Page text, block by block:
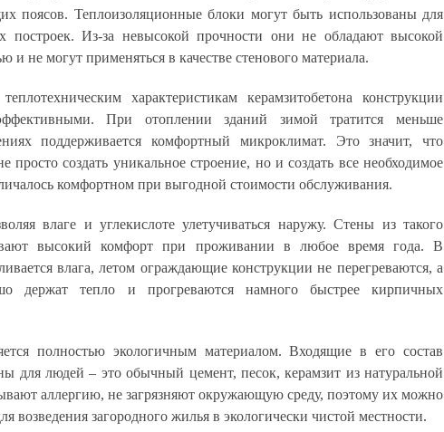
поясов. Теплоизоляционные блоки могут быть использованы для
построек. Из-за невысокой прочности они не обладают высокой
и не могут применяться в качестве стенового материала.
характеристикам керамзитобетона конструкции
При отоплении зданий зимой тратится меньше
поддерживается комфортный микроклимат. Это значит, что
просто создать уникальное строение, но и создать все необходимое
комфортном при выгодной стоимости обслуживания.
влаге и углекислоте улетучиваться наружу. Стены из такого
высокий комфорт при проживании в любое время года. В
влага, летом ограждающие конструкции не перегреваются, а
держат тепло и прогреваются намного быстрее кирпичных
полностью экологичным материалом. Входящие в его состав
для людей – это обычный цемент, песок, керамзит из натуральной
аллергию, не загрязняют окружающую среду, поэтому их можно
возведения загородного жилья в экологически чистой местности.